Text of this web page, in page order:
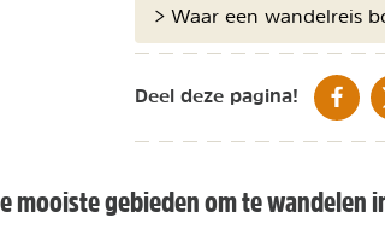
> Waar een wandelreis
Deel deze pagina! DELEN
mooiste gebieden om te wandelen